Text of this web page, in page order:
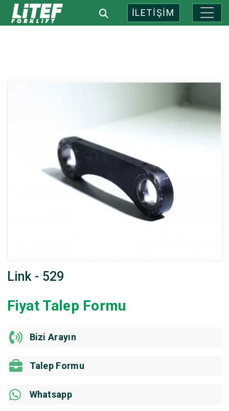
İLETİŞİM
Link - 529
Fiyat Talep Formu
Bizi Arayın
Talep Formu
Whatsapp